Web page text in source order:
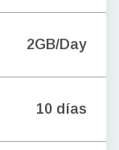
2GB/Day
10 días